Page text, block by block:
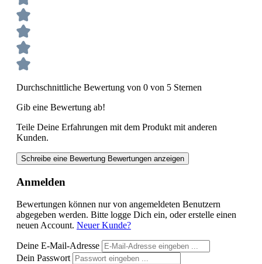
Durchschnittliche Bewertung von 0 von 5 Sternen
Gib eine Bewertung ab!
Teile Deine Erfahrungen mit dem Produkt mit anderen
Kunden.
Schreibe eine Bewertung Bewertungen anzeigen
Anmelden
Bewertungen können nur von angemeldeten Benutzern
abgegeben werden. Bitte logge Dich ein, oder erstelle einen
neuen Account. Neuer Kunde?
Deine E-Mail-Adresse
Dein Passwort